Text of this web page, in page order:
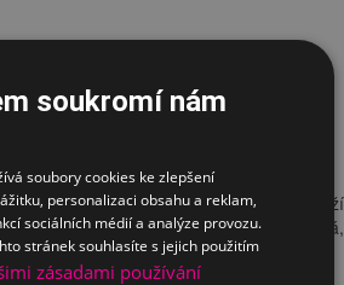
zámkem 32W8 30 461 červený
Mayer 32W8 30 461 se zámkem slouží
ale i na sezení. Barva korpusu bílá,
Aquaclean.
soukromí nám
soubory cookies ke zlepšení
personalizaci obsahu a reklam,
sociálních médií a analýze provozu.
stránek souhlasíte s jejich použitím
zásadami používání